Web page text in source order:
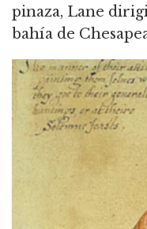
pinaza, Lane
bahía de